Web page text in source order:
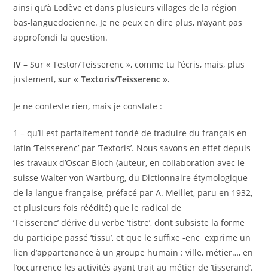
ainsi qu’à Lodève et dans plusieurs villages de la région
bas-languedocienne. Je ne peux en dire plus, n’ayant pas
approfondi la question.
IV – Sur « Testor/Teisserenc », comme tu l’écris, mais, plus
justement,sur « Textoris/Teisserenc ».
Je ne conteste rien, mais je constate :
1 – qu’il est parfaitement fondé de traduire du français en
latin ‘Teisserenc’ par ‘Textoris’. Nous savons en effet depuis
les travaux d’Oscar Bloch (auteur, en collaboration avec le
suisse Walter von Wartburg, du Dictionnaire étymologique
de la langue française, préfacé par A. Meillet, paru en 1932,
et plusieurs fois réédité) que le radical de
‘Teisserenc’ dérive du verbe ‘tistre’, dont subsiste la forme
du participe passé ‘tissu’, et que le suffixe -enc exprime un
lien d’appartenance à un groupe humain : ville, métier…, en
l’occurrence les activités ayant trait au métier de ‘tisserand’.